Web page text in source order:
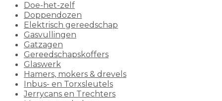
Doe-het-zelf
Doppendozen
Elektrisch gereedschap
Gasvullingen
Gatzagen
Gereedschapskoffers
Glaswerk
Hamers, mokers & drevels
Inbus- en Torxsleutels
Jerrycans en Trechters